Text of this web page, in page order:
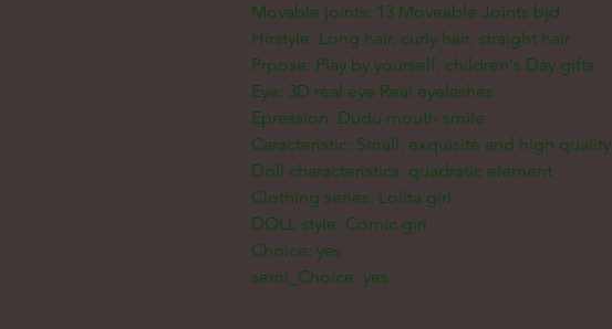
Movable joints: 13 Moveable Joints bjd
Hirstyle: Long hair, curly hair, straight hair
Prpose: Play by yourself, children's Day gifts
Eye: 3D real eye Real eyelashes
Epression: Dudu mouth smile
Caracteristic: Small, exquisite and high quality
Doll characteristics: quadratic element
Clothing series: Lolita girl
DOLL style: Comic girl
Choice: yes
semi_Choice: yes